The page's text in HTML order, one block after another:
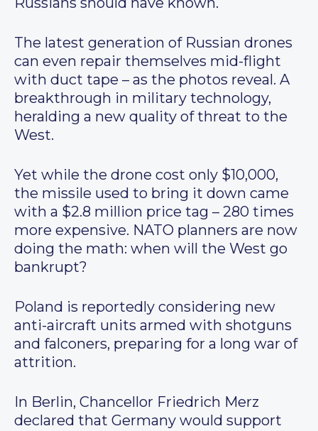
The latest generation of Russian drones
can even repair themselves mid-flight
with duct tape – as the photos reveal. A
breakthrough in military technology,
heralding a new quality of threat to the
West.
Yet while the drone cost only $10,000,
the missile used to bring it down came
with a $2.8 million price tag – 280 times
more expensive. NATO planners are now
doing the math: when will the West go
bankrupt?
Poland is reportedly considering new
anti-aircraft units armed with shotguns
and falconers, preparing for a long war of
attrition.
In Berlin, Chancellor Friedrich Merz
declared that Germany would support